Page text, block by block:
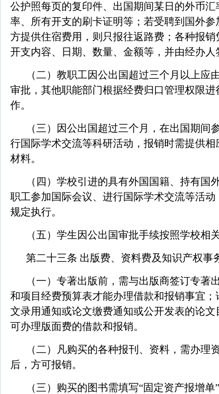
公护照每页的复印件、出国期间某日的外币
率、所有开支的刷卡证明等；若受聘到国外
方提供住宿费用，则只报往返路费；各种报
开支内容、日期、数量、金额等，并由经办人
（二）教职工因公出国超过三个月以上应
审批，其他职能部门根据经费归口管理权限
作。
（三）因公出国超过三个月，在出国期间
行国际学术交流等科研活动，报销时需提供
材料。
（四）学校引进的具有外国国籍、持有国
职工参加国际会议、进行国际学术交流等活
规定执行。
（五）学生因公出国审批手续按照学校相
第二十三条 出版费、资料费及知识产权事
（一）专著出版前，需与出版商签订专著
和项目经费预算表才能办理借款和报销事宜
文录用通知或论文缴费通知或公开发表的论
可办理版面费的借款和报销。
（二）凡购买的各种报刊、资料，需办理
后，方可报销。
（三）购买的图书需填写“固定资产报增